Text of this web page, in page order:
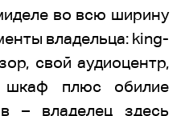
во всю ширину
владельца: king-
свой аудиоцентр,
шкаф плюс обилие
– владелец здесь